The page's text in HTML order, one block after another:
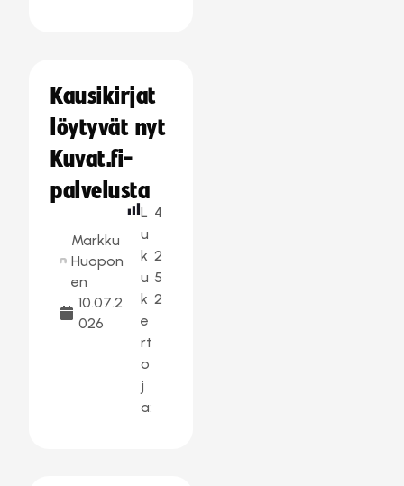
Kausikirjat
löytyvät nyt
Kuvat.fi-
palvelusta
Markku
Huopon
en
10.07.2
026
L
u
k
u
k
e
rt
o
j
a:
4
2
5
2